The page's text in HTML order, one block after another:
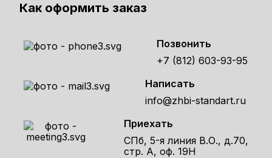
Как оформить заказ
Позвонить
+7 (812) 603-93-95
Написать
info@zhbi-standart.ru
Приехать
СПб, 5-я линия В.О., д.70,
стр. А, оф. 19Н